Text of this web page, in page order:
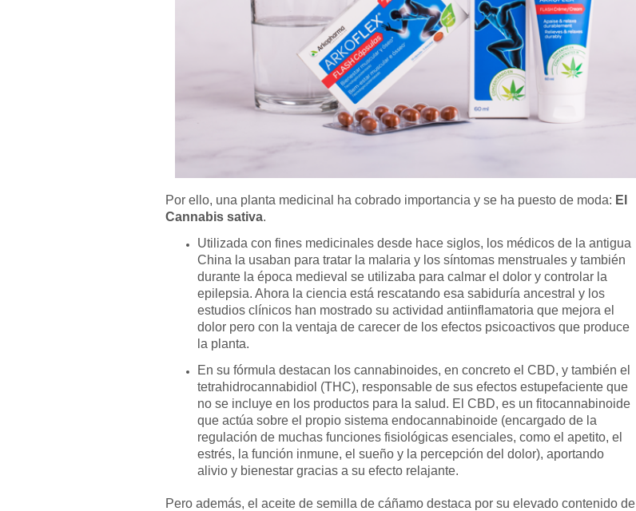
Por ello, una planta medicinal ha cobrado importancia y se ha puesto de moda: El
Cannabis sativa.
Utilizada con fines medicinales desde hace siglos, los médicos de la antigua
China la usaban para tratar la malaria y los síntomas menstruales y también
durante la época medieval se utilizaba para calmar el dolor y controlar la
epilepsia. Ahora la ciencia está rescatando esa sabiduría ancestral y los
estudios clínicos han mostrado su actividad antiinflamatoria que mejora el
dolor pero con la ventaja de carecer de los efectos psicoactivos que produce
la planta.
En su fórmula destacan los cannabinoides, en concreto el CBD, y también el
tetrahidrocannabidiol (THC), responsable de sus efectos estupefaciente que
no se incluye en los productos para la salud. El CBD, es un fitocannabinoide
que actúa sobre el propio sistema endocannabinoide (encargado de la
regulación de muchas funciones fisiológicas esenciales, como el apetito, el
estrés, la función inmune, el sueño y la percepción del dolor), aportando
alivio y bienestar gracias a su efecto relajante.
Pero además, el aceite de semilla de cáñamo destaca por su elevado contenido de